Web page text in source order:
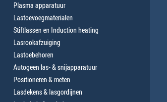
Plasma apparatuur
Lastoevoegmaterialen
Stiftlassen en Induction heating
Lasrookafzuiging
Lastoebehoren
Autogeen las- & snijapparatuur
Positioneren & meten
Lasdekens & lasgordijnen